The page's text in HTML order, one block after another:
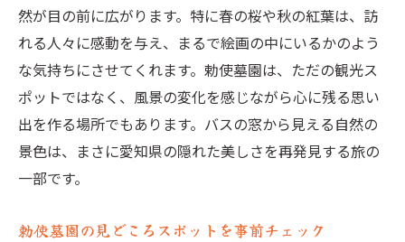
然が目の前に広がります。特に春の桜や秋の紅葉は、訪
れる人々に感動を与え、まるで絵画の中にいるかのよう
な気持ちにさせてくれます。勅使墓園は、ただの観光ス
ポットではなく、風景の変化を感じながら心に残る思い
出を作る場所でもあります。バスの窓から見える自然の
景色は、まさに愛知県の隠れた美しさを再発見する旅の
一部です。
勅使墓園の見どころスポットを事前チェック